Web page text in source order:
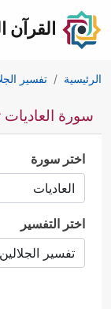
القرآن
الرئيسية تفسير
سورة العاديات
اختر سورة
اختر التفسير